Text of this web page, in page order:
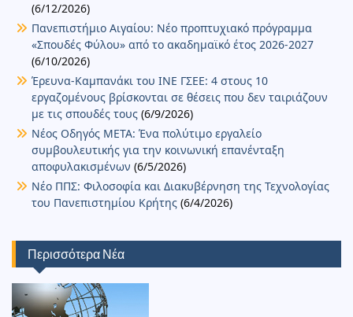
(6/12/2026)
Πανεπιστήμιο Αιγαίου: Νέο προπτυχιακό πρόγραμμα
«Σπουδές Φύλου» από το ακαδημαϊκό έτος 2026-2027
(6/10/2026)
Έρευνα-Καμπανάκι του ΙΝΕ ΓΣΕΕ: 4 στους 10
εργαζομένους βρίσκονται σε θέσεις που δεν ταιριάζουν
με τις σπουδές τους (6/9/2026)
Νέος Οδηγός ΜΕΤΑ: Ένα πολύτιμο εργαλείο
συμβουλευτικής για την κοινωνική επανένταξη
αποφυλακισμένων (6/5/2026)
Νέο ΠΠΣ: Φιλοσοφία και Διακυβέρνηση της Τεχνολογίας
του Πανεπιστημίου Κρήτης (6/4/2026)
Περισσότερα Νέα